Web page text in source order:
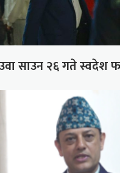
साउन २६ गते स्वदेश